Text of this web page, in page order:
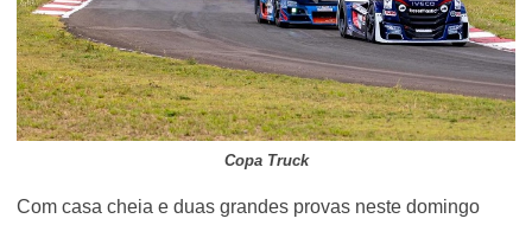
Copa Truck
Com casa cheia e duas grandes provas neste domingo